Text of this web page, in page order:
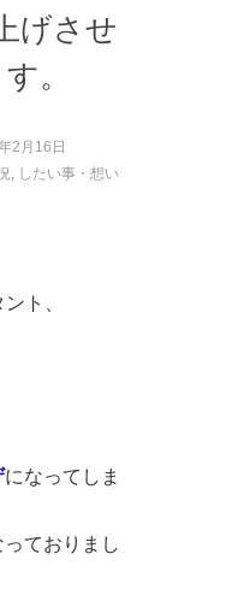
げさせ
。
2月16日
, したい事・想い
ト、
になってしま
っておりまし